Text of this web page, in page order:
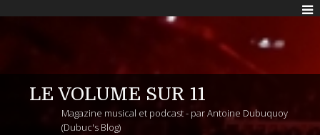
LE VOLUME SUR 11
Magazine musical et podcast - par Antoine Dubuquoy
(Dubuc's Blog)